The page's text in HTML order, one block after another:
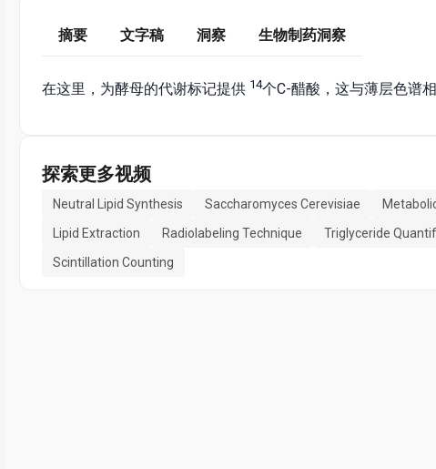
摘要 文字稿 洞察 生物制药洞察
在这里，为酵母的代谢标记提供 14个C-醋酸，这与薄层色谱
探索更多视频
Neutral Lipid Synthesis Saccharomyces Cerevisiae
Lipid Extraction
Radiolabeling Technique Triglyceride
Scintillation Counting